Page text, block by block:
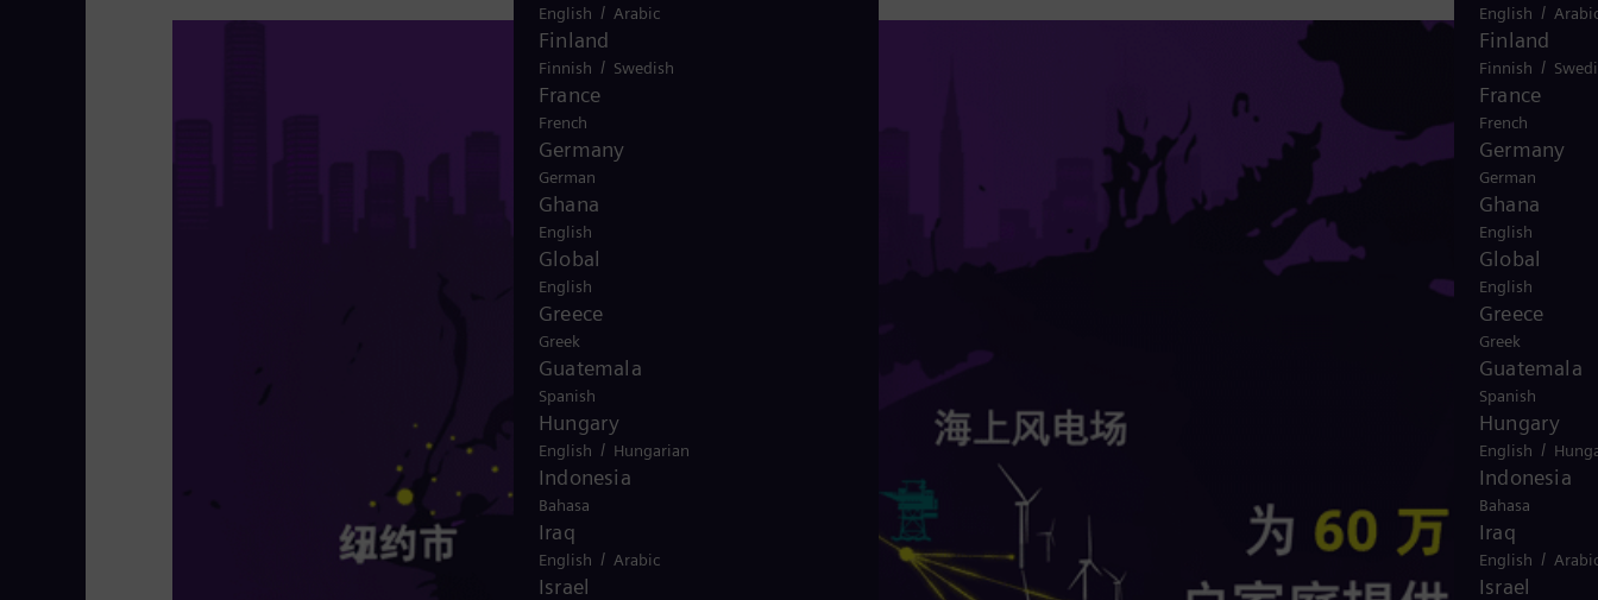
English /
Finland
Finnish /
France
French
Germany
German
Ghana
English
Global
English
Greece
Greek
Guatemala
Spanish
Hungary
English /
Indonesia
Bahasa
Iraq
English /
Israel
English / Arabic
Finland
Finnish / Swedish
France
French
Germany
German
Ghana
English
Global
English
Greece
Greek
Guatemala
Spanish
Hungary
English / Hungarian
Indonesia
Bahasa
Iraq
English / Arabic
Israel